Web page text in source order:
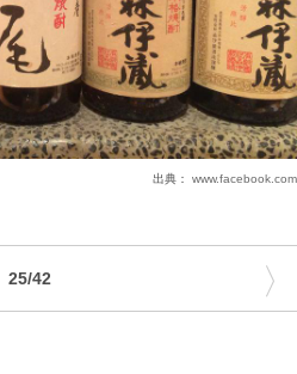
出典： www.facebook.com
25/42 〉